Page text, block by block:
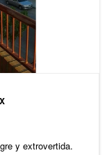
y extrovertida.